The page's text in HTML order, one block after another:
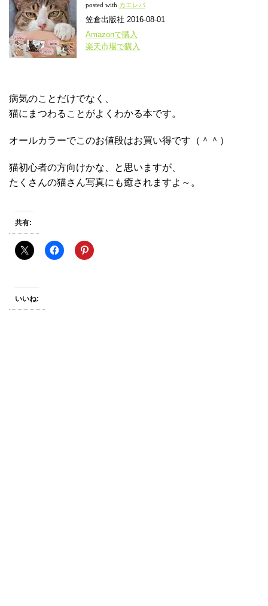
posted with カエレバ
笠倉出版社 2016-08-01
Amazonで購入
楽天市場で購入
病気のことだけでなく、
猫にまつわることがよくわかる本です。
オールカラーでこのお値段はお買い得です（＾＾）
猫初心者の方向けかな、と思いますが、
たくさんの猫さん写真にも癒されますよ～。
共有:
いいね: